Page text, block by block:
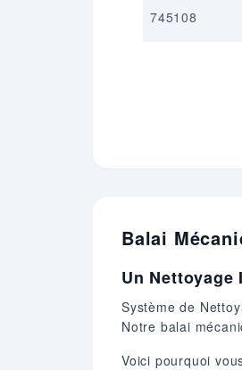
745108
Balai
Un Nettoyage
Système de
Notre balai
Voici pourquoi